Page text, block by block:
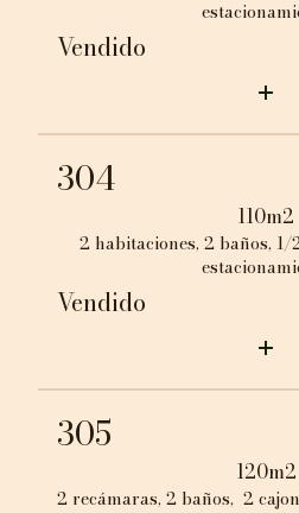
Vendido
304
110m2
2 habitaciones, 2 baños, 1/
Vendido
305
120m2
2 recámaras, 2 baños, 2